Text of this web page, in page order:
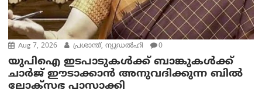
Aug 7, 2026 പ്രശാന്ത്, ന്യൂഡല്‍ഹി 0
യുപിഐ ഇടപാടുകൾക്ക് ബാങ്കുകൾക്ക്
ചാർജ് ഈടാക്കാൻ അനുവദിക്കുന്ന ബിൽ
ലോക്‌സഭ പാസാക്കി